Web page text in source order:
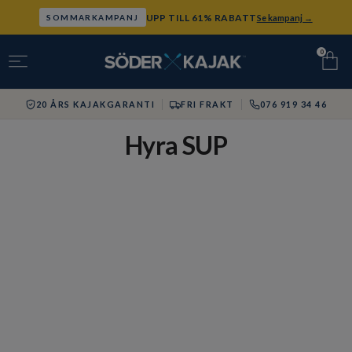
SOMMARKAMPANJ UPP TILL 61% RABATTSe kampanj →
0
20 ÅRS KAJAKGARANTI FRI FRAKT 076 919 34 46
Hyra SUP